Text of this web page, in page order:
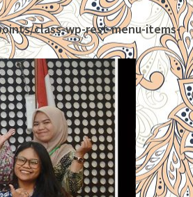
class-wp-rest-menu-items-